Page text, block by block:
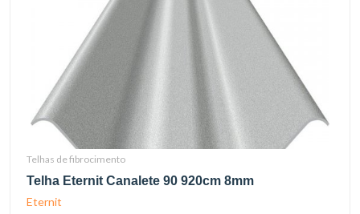
Telhas de fibrocimento
Telha Eternit Canalete 90 920cm 8mm
Eternit